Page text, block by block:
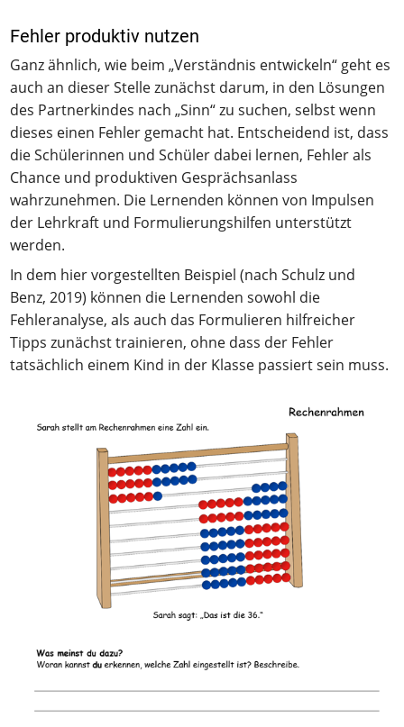
Fehler produktiv nutzen
Ganz ähnlich, wie beim „Verständnis entwickeln“ geht es
auch an dieser Stelle zunächst darum, in den Lösungen
des Partnerkindes nach „Sinn“ zu suchen, selbst wenn
dieses einen Fehler gemacht hat. Entscheidend ist, dass
die Schülerinnen und Schüler dabei lernen, Fehler als
Chance und produktiven Gesprächsanlass
wahrzunehmen. Die Lernenden können von Impulsen
der Lehrkraft und Formulierungshilfen unterstützt
werden.
In dem hier vorgestellten Beispiel (nach Schulz und
Benz, 2019) können die Lernenden sowohl die
Fehleranalyse, als auch das Formulieren hilfreicher
Tipps zunächst trainieren, ohne dass der Fehler
tatsächlich einem Kind in der Klasse passiert sein muss.